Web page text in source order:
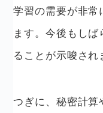
学習の需要が非常
ます。今後もし
ることが示唆され
つぎに、秘密計算